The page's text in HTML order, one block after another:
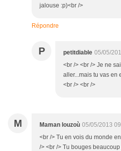
jalouse :p)<br />
Répondre
P petitdiable 05/05/
<br /> <br /> Je ne
aller...mais tu vas en
<br /> <br />
M Maman louzoù 05/05/2013
<br /> Tu en vois du monde
/> <br /> Tu bouges